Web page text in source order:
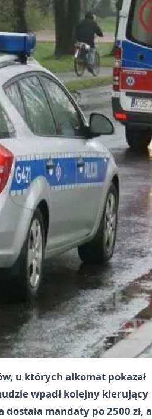
u których alkomat pokazał
wpadł kolejny kierujący
dostała mandaty po2500 zł, a